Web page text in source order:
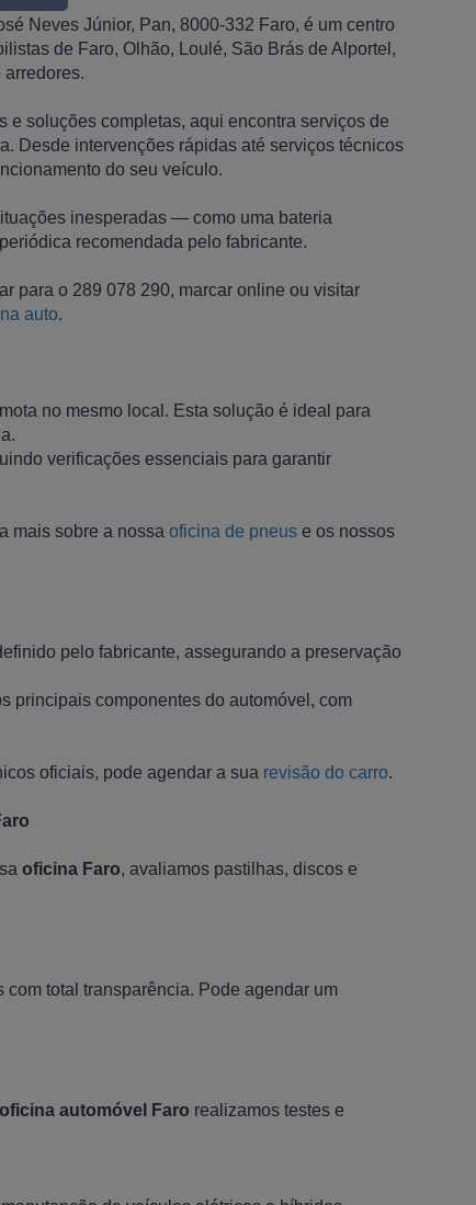
Neves Júnior, Pan, 8000-332 Faro, é um centro
de Faro, Olhão, Loulé, São Brás de Alportel,
e soluções completas, aqui encontra serviços de
Desde intervenções rápidas até serviços técnicos
do seu veículo.
inesperadas — como uma bateria
recomendada pelo fabricante.
para o 289 078 290, marcar online ou visitar
auto.
no mesmo local. Esta solução é ideal para
verificações essenciais para garantir
mais sobre a nossa oficina de pneuse os nossos
pelo fabricante, assegurando a preservação
principais componentes do automóvel, com
oficiais, pode agendar a sua revisão do carro.
oficina Faro, avaliamos pastilhas, discos e
total transparência. Pode agendar um
oficina automóvel Faro realizamos testes e